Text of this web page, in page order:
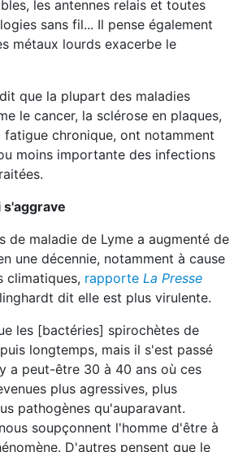
les antennes relais et toutes
sans fil... Il pense également
métaux lourds exacerbe le
que la plupart des maladies
le cancer, la sclérose en plaques,
fatigue chronique, ont notamment
moins importante des infections
s'aggrave
de maladie de Lyme a augmenté de
une décennie, notamment à cause
climatiques, rapporte La Presse
dit elle est plus virulente.
les [bactéries] spirochètes de
longtemps, mais il s'est passé
a peut-être 30 à 40 ans où ces
plus agressives, plus
pathogènes qu'auparavant.
soupçonnent l'homme d'être à
D'autres pensent que le